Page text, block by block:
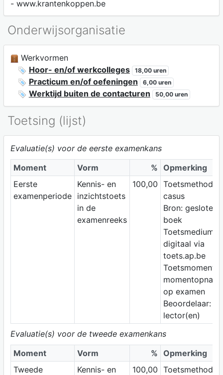
- www.krantenkoppen.be
Onderwijsorganisatie
Werkvormen
Hoor- en/of werkcolleges
18,00 uren
Practicum en/of oefeningen 6,00 uren
Werktijd buiten de contacturen 50,00 uren
Toetsing (lijst)
Evaluatie(s) voor de eerste examenkans
Moment
Vorm % Opmerking
Eerste
examenperiode
Kennis- en
inzichtstoets
in de
examenreeks
100,00 Toetsmethode:
casus
Bron: gesloten
boek
Toetsmedium:
digitaal via
toets.ap.be
Toetsmoment:
op examen
Beoordelaar:
lector(en)
Evaluatie(s) voor de tweede examenkans
Moment
Vorm % Opmerking
Tweede
Kennis- en
100,00 Toetsmethode: